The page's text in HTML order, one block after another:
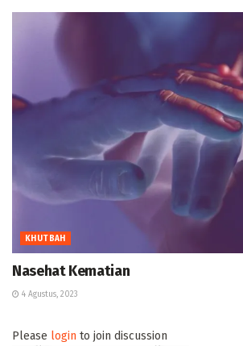
KHUTBAH
Nasehat Kematian
4 Agustus, 2023
Please login to join discussion